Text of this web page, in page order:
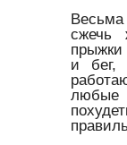
Весьма
сжечь
прыжки
и бег,